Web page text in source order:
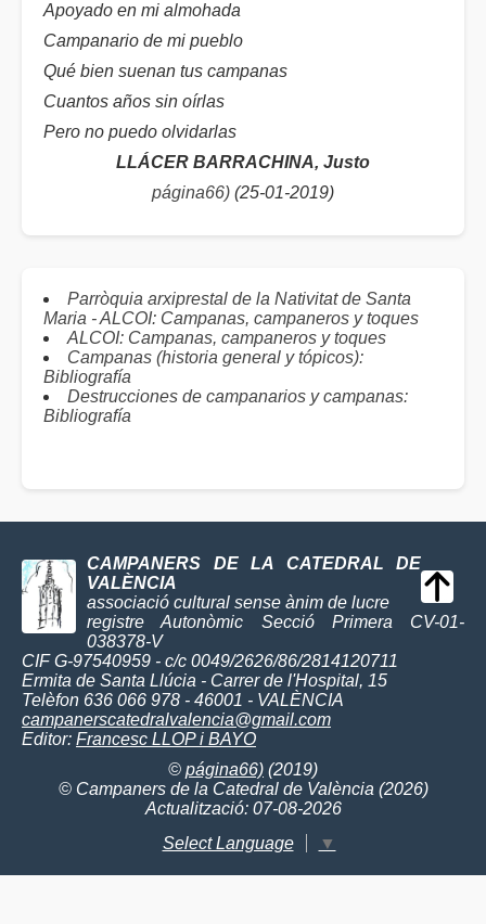
Apoyado en mi almohada
Campanario de mi pueblo
Qué bien suenan tus campanas
Cuantos años sin oírlas
Pero no puedo olvidarlas
LLÁCER BARRACHINA, Justo
página66) (25-01-2019)
Parròquia arxiprestal de la Nativitat de Santa
Maria - ALCOI: Campanas, campaneros y toques
ALCOI: Campanas, campaneros y toques
Campanas (historia general y tópicos):
Bibliografía
Destrucciones de campanarios y campanas:
Bibliografía
CAMPANERS DE LA CATEDRAL DE
VALÈNCIA
associació cultural sense ànim de lucre
registre Autonòmic Secció Primera CV-01-
038378-V
CIF G-97540959 - c/c 0049/2626/86/2814120711
Ermita de Santa Llúcia - Carrer de l'Hospital, 15
Telèfon 636 066 978 - 46001 - VALÈNCIA
campanerscatedralvalencia@gmail.com
Editor: Francesc LLOP i BAYO
© página66) (2019)
© Campaners de la Catedral de València (2026)
Actualització: 07-08-2026
Select Language
▼